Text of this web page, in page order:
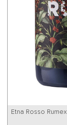
Etna Rosso Rumex